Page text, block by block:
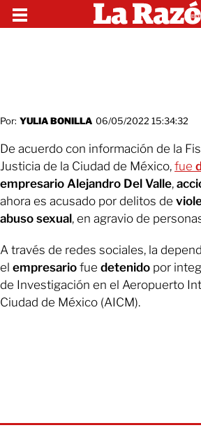
Por: YULIA BONILLA 06/05/2022 15:34:32
De acuerdo con información de la
Justicia de la Ciudad de México, fue
empresario Alejandro Del Valle,
ahora es acusado por delitos de
abuso sexual, en agravio de
A través de redes sociales, la
el empresario fue detenido por
de Investigación en el Aeropuerto
Ciudad de México (AICM).